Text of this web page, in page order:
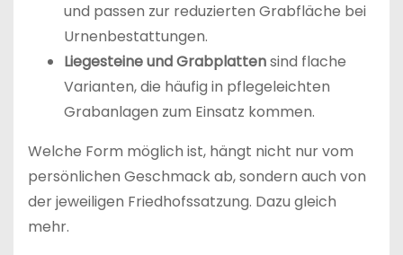
und passen zur reduzierten Grabfläche bei
Urnenbestattungen.
Liegesteine und Grabplattensind flache
Varianten, die häufig in pflegeleichten
Grabanlagen zum Einsatz kommen.
Welche Form möglich ist, hängt nicht nur vom
persönlichen Geschmack ab, sondern auch von
der jeweiligen Friedhofssatzung. Dazu gleich
mehr.